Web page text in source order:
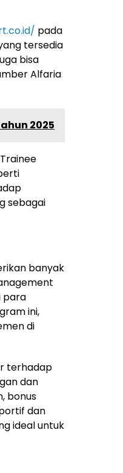
pada
tersedia
bisa
Alfaria
2025
sebagai
banyak
para
ini,
di
terhadap
dan
bonus
dan
ideal untuk